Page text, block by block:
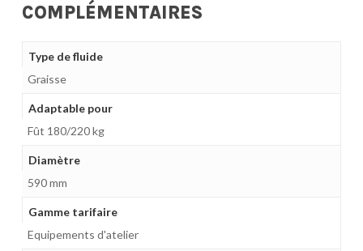
COMPLÉMENTAIRES
Type de fluide
Graisse
Adaptable pour
Fût 180/220 kg
Diamètre
590 mm
Gamme tarifaire
Equipements d'atelier